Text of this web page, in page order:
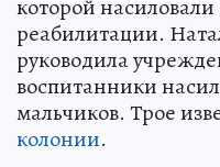
которой
реабилитации.
руководила
воспитанники
мальчиков. Трое
колонии.